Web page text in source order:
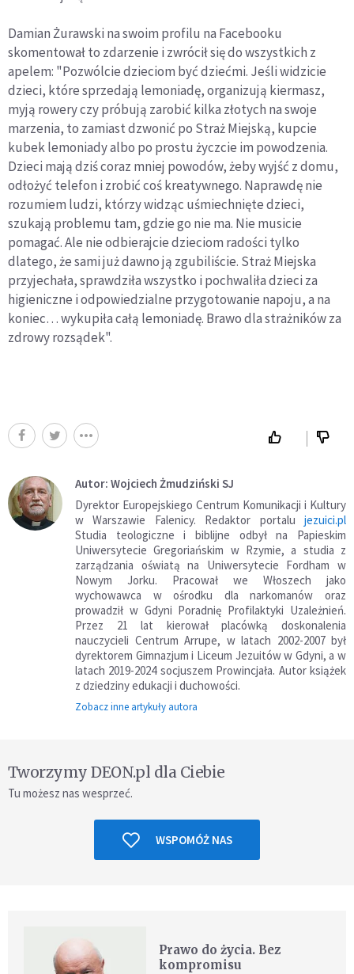
Damian Żurawski na swoim profilu na Facebooku
skomentował to zdarzenie i zwrócił się do wszystkich z
apelem: "Pozwólcie dzieciom być dziećmi. Jeśli widzicie
dzieci, które sprzedają lemoniadę, organizują kiermasz,
myją rowery czy próbują zarobić kilka złotych na swoje
marzenia, to zamiast dzwonić po Straż Miejską, kupcie
kubek lemoniady albo po prostu życzcie im powodzenia.
Dzieci mają dziś coraz mniej powodów, żeby wyjść z domu,
odłożyć telefon i zrobić coś kreatywnego. Naprawdę nie
rozumiem ludzi, którzy widząc uśmiechnięte dzieci,
szukają problemu tam, gdzie go nie ma. Nie musicie
pomagać. Ale nie odbierajcie dzieciom radości tylko
dlatego, że sami już dawno ją zgubiliście. Straż Miejska
przyjechała, sprawdziła wszystko i pochwaliła dzieci za
higieniczne i odpowiedzialne przygotowanie napoju, a na
koniec… wykupiła całą lemoniadę. Brawo dla strażników za
zdrowy rozsądek".
Autor: Wojciech Żmudziński SJ
Dyrektor Europejskiego Centrum Komunikacji i Kultury
w Warszawie Falenicy. Redaktor portalu jezuici.pl
Studia teologiczne i biblijne odbył na Papieskim
Uniwersytecie Gregoriańskim w Rzymie, a studia z
zarządzania oświatą na Uniwersytecie Fordham w
Nowym Jorku. Pracował we Włoszech jako
wychowawca w ośrodku dla narkomanów oraz
prowadził w Gdyni Poradnię Profilaktyki Uzależnień.
Przez 21 lat kierował placówką doskonalenia
nauczycieli Centrum Arrupe, w latach 2002-2007 był
dyrektorem Gimnazjum i Liceum Jezuitów w Gdyni, a w
latach 2019-2024 socjuszem Prowincjała. Autor książek
z dziedziny edukacji i duchowości.
Zobacz inne artykuły autora
Tworzymy DEON.pl dla Ciebie
Tu możesz nas wesprzeć.
WSPOMÓŻ NAS
Prawo do życia. Bez
kompromisu